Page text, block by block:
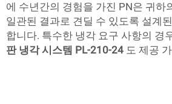
에 수년간의 경험을 가진 PN은 귀하
일관된 결과로 견딜 수 있도록 설계
합니다. 특수한 냉각 요구 사항의 경
판 냉각 시스템 PL-210-24 도 제공